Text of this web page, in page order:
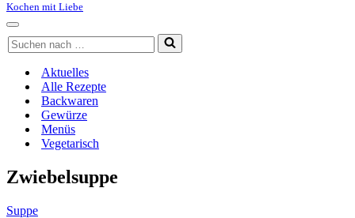
Kochen mit Liebe
Navigationsmenü
Suchen
nach …
Aktuelles
Alle Rezepte
Backwaren
Gewürze
Menüs
Vegetarisch
Zwiebelsuppe
Suppe